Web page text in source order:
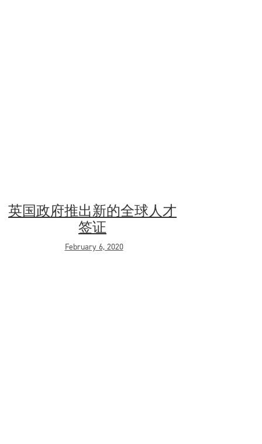
英国政府推出新的全球人才
签证
February 6, 2020